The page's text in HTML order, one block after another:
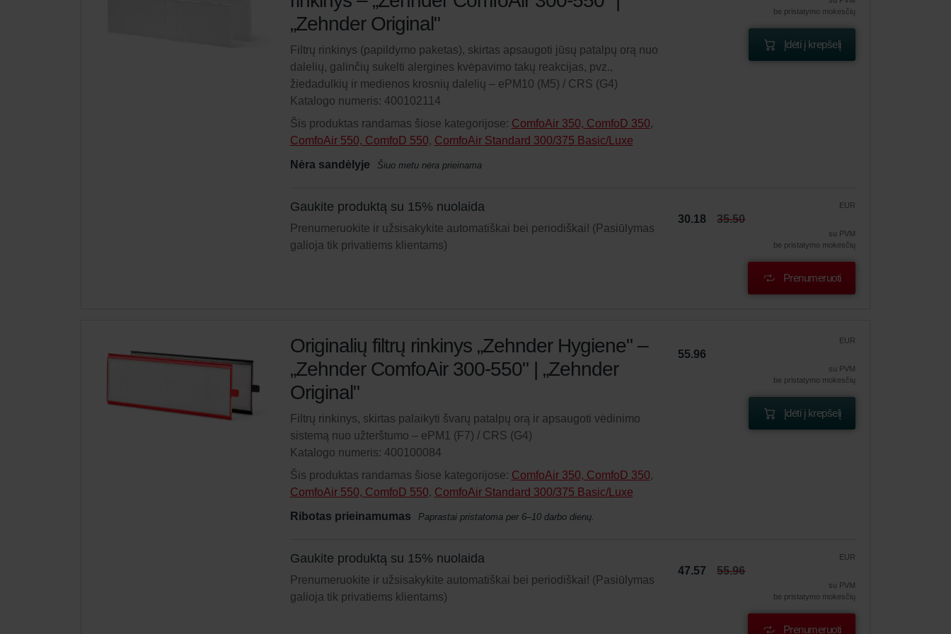
„Zehnder Original"
Filtrų rinkinys (papildymo paketas), skirtas apsaugoti jūsų patalpų orą nuo
dalelių, galinčių sukelti alergines kvėpavimo takų reakcijas, pvz.,
žiedadulkių ir medienos krosnių dalelių – ePM10 (M5) / CRS (G4)
Katalogo numeris: 400102114
Šis produktas randamas šiose kategorijose: ComfoAir 350, ComfoD 350,
ComfoAir 550, ComfoD 550, ComfoAir Standard 300/375 Basic/Luxe
Nėra sandėlyje
Šiuo metu nėra prieinama
be pristatymo mokesčių
Įdėti į krepšelį
Gaukite produktą su 15% nuolaida
Prenumeruokite ir užsisakykite automatiškai bei periodiškai! (Pasiūlymas
galioja tik privatiems klientams)
EUR
30.18 35.50
su PVM
be pristatymo mokesčių
Prenumeruoti
Originalių filtrų rinkinys „Zehnder Hygiene" –
„Zehnder ComfoAir 300-550" | „Zehnder
Original"
Filtrų rinkinys, skirtas palaikyti švarų patalpų orą ir apsaugoti vėdinimo
sistemą nuo užterštumo – ePM1 (F7) / CRS (G4)
Katalogo numeris: 400100084
Šis produktas randamas šiose kategorijose: ComfoAir 350, ComfoD 350,
ComfoAir 550, ComfoD 550, ComfoAir Standard 300/375 Basic/Luxe
Ribotas prieinamumas
Paprastai pristatoma per 6–10 darbo dienų.
EUR
55.96
su PVM
be pristatymo mokesčių
Įdėti į krepšelį
Gaukite produktą su 15% nuolaida
Prenumeruokite ir užsisakykite automatiškai bei periodiškai! (Pasiūlymas
galioja tik privatiems klientams)
EUR
47.57 55.96
su PVM
be pristatymo mokesčių
Prenumeruoti